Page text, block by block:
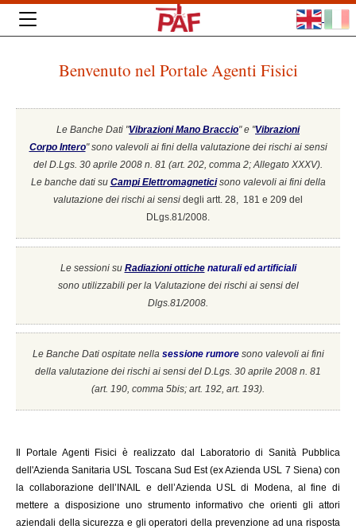
Benvenuto nel Portale Agenti Fisici
Le Banche Dati "Vibrazioni Mano Braccio" e "Vibrazioni
Corpo Intero"sono valevoli ai fini della valutazione dei rischi ai sensi
del D.Lgs. 30 aprile 2008 n. 81 (art. 202, comma 2; Allegato XXXV).
Le banche dati su Campi Elettromagneticisono valevoli ai fini della
valutazione dei rischi ai sensi degli artt. 28, 181 e 209 del
DLgs.81/2008.
Le sessioni su Radiazioni ottiche naturali ed artificiali
sono utilizzabili per la Valutazione dei rischi ai sensi del
Dlgs.81/2008.
Le Banche Dati ospitate nella sessione rumore sono valevoli ai fini
della valutazione dei rischi ai sensi del D.Lgs. 30 aprile 2008 n. 81
(art. 190, comma 5bis; art. 192, art. 193).
Portale Agenti Fisici è realizzato dal Laboratorio di Sanità Pubblica
dell'Azienda Sanitaria USL Toscana Sud Est (ex Azienda USL 7 Siena) con
la collaborazione dell’INAIL e dell’Azienda USL di Modena, al fine di
mettere a disposizione uno strumento informativo che orienti gli attori
aziendali della sicurezza e gli operatori della prevenzione ad una risposta